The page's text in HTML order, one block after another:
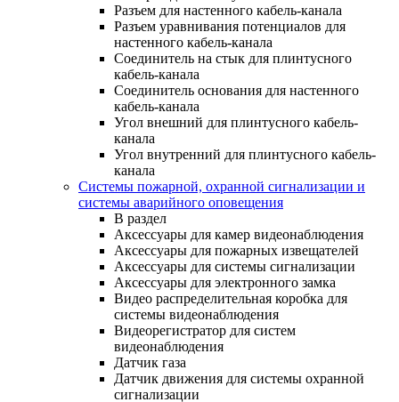
Разъем для настенного кабель-канала
Разъем уравнивания потенциалов для
настенного кабель-канала
Соединитель на стык для плинтусного
кабель-канала
Соединитель основания для настенного
кабель-канала
Угол внешний для плинтусного кабель-
канала
Угол внутренний для плинтусного кабель-
канала
Системы пожарной, охранной сигнализации и
системы аварийного оповещения
В раздел
Аксессуары для камер видеонаблюдения
Аксессуары для пожарных извещателей
Аксессуары для системы сигнализации
Аксессуары для электронного замка
Видео распределительная коробка для
системы видеонаблюдения
Видеорегистратор для систем
видеонаблюдения
Датчик газа
Датчик движения для системы охранной
сигнализации